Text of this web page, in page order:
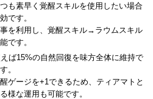
も素早く覚醒スキルを使用したい場合
です。
を利用し、覚醒スキル→ラウムスキル
です。
ば15%の自然回復を味方全体に維持で
。
ゲージを+1できるため、ティアマトと
様な運用も可能です。